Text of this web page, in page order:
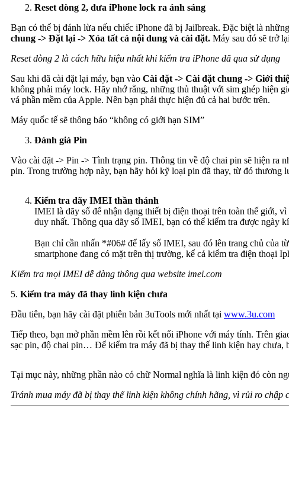
Reset dòng 2, đưa iPhone lock ra ánh sáng
Bạn có thể bị đánh lừa nếu chiếc iPhone đã bị Jailbreak. Đặc biệt là
chung -> Đặt lại -> Xóa tất cả nội dung và cài đặt. Máy sau đó sẽ trở
Reset dòng 2 là cách hữu hiệu nhất khi kiểm tra iPhone đã qua sử dụng
Sau khi đã cài đặt lại máy, bạn vào Cài đặt -> Cài đặt chung -> Giới
không phải máy lock. Hãy nhớ rằng, những thủ thuật với sim ghép hiện
vá phần mềm của Apple. Nên bạn phải thực hiện đủ cả hai bước trên.
Máy quốc tế sẽ thông báo “không có giới hạn SIM”
Đánh giá Pin
Vào cài đặt -> Pin -> Tình trạng pin. Thông tin về độ chai pin sẽ hiện ra
pin. Trong trường hợp này, bạn hãy hỏi kỹ loại pin đã thay, từ đó thương
Kiểm tra dãy IMEI thần thánh
IMEI là dãy số để nhận dạng thiết bị điện thoại trên toàn thế giới,
duy nhất. Thông qua dãy số IMEI, bạn có thể kiểm tra được ngày
Bạn chỉ cần nhấn *#06# để lấy số IMEI, sau đó lên trang chủ của
smartphone đang có mặt trên thị trường, kể cả kiểm tra điện thoại
Kiểm tra mọi IMEI dễ dàng thông qua website imei.com
5. Kiểm tra máy đã thay linh kiện chưa
Đầu tiên, bạn hãy cài đặt phiên bản 3uTools mới nhất tại www.3u.com
Tiếp theo, bạn mở phần mềm lên rồi kết nối iPhone với máy tính. Trên
sạc pin, độ chai pin… Để kiểm tra máy đã bị thay thế linh kiện hay chưa,
Tại mục này, những phần nào có chữ Normal nghĩa là linh kiện đó còn
Tránh mua máy đã bị thay thế linh kiện không chính hãng, vì rủi ro chập